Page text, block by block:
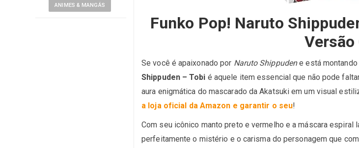
ANIMES & MANGÁS
Funko Pop! Naruto
Versão
Se você é apaixonado por Naruto Shippudene está
Shippuden – Tobi é aquele item essencial que não pode
aura enigmática do mascarado da Akatsuki em um visual
a loja oficial da Amazon e garantir o seu!
Com seu icônico manto preto e vermelho e a máscara
perfeitamente o mistério e o carisma do personagem que